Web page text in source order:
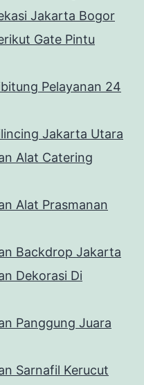
Jakarta Bogor
Gate Pintu
Pelayanan 24
Jakarta Utara
Alat Catering
Alat Prasmanan
Backdrop Jakarta
Dekorasi Di
Panggung Juara
Sarnafil Kerucut